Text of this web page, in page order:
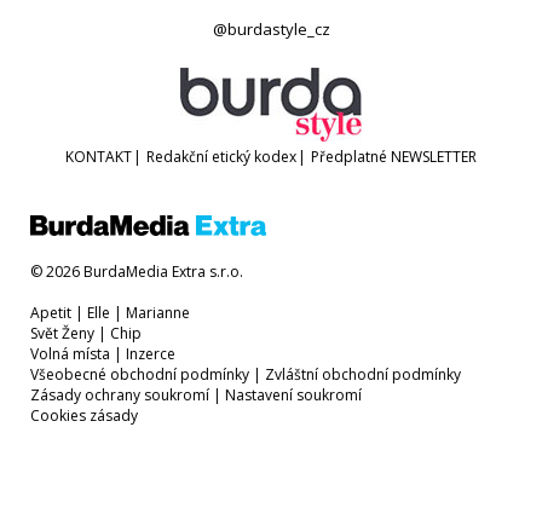
@burdastyle_cz
KONTAKT| Redakční etický kodex| Předplatné NEWSLETTER
© 2026 BurdaMedia Extra s.r.o.
Apetit | Elle | Marianne
Svět Ženy | Chip
Volná místa | Inzerce
Všeobecné obchodní podmínky | Zvláštní obchodní podmínky
Zásady ochrany soukromí | Nastavení soukromí
Cookies zásady